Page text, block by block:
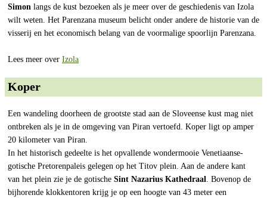
Simon langs de kust bezoeken als je meer over de geschiedenis van Izola
wilt weten. Het Parenzana museum belicht onder andere de historie van de
visserij en het economisch belang van de voormalige spoorlijn Parenzana.
Lees meer over Izola
Koper
Een wandeling doorheen de grootste stad aan de Sloveense kust mag niet
ontbreken als je in de omgeving van Piran vertoefd. Koper ligt op amper
20 kilometer van Piran.
In het historisch gedeelte is het opvallende wondermooie Venetiaanse-
gotische Pretorenpaleis gelegen op het Titov plein. Aan de andere kant
van het plein zie je de gotische Sint Nazarius Kathedraal. Bovenop de
bijhorende klokkentoren krijg je op een hoogte van 43 meter een